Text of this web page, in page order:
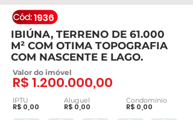
1936
IBIÚNA, TERRENO DE 61.000
M² COM OTIMA TOPOGRAFIA
COM NASCENTE E LAGO.
Valor do imóvel
R$1.200.000,00
IPTU
R$ 0,00
Aluguel
R$ 0,00
Condomínio
R$ 0,00